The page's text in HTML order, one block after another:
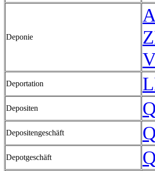
Deponie
Deportation
Depositen
Depositengeschäft
Depotgeschäft